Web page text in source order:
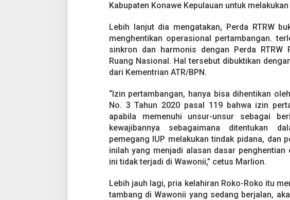
Kabupaten Konawe Kepulauan untuk
Lebih lanjut dia mengatakan, Perda RTRW
menghentikan operasional pertambangan.
sinkron dan harmonis dengan Perda
Ruang Nasional. Hal tersebut dibuktikan
dari Kementrian ATR/BPN.
“Izin pertambangan, hanya bisa dihentikan
No. 3 Tahun 2020 pasal 119 bahwa izin
apabila memenuhi unsur-unsur sebagai
kewajibannya sebagaimana ditentukan
pemegang IUP melakukan tindak pidana, dan
inilah yang menjadi alasan dasar
ini tidak terjadi di Wawonii,” cetus Marlion.
Lebih jauh lagi, pria kelahiran Roko-Roko itu
tambang di Wawonii yang sedang berjalan,